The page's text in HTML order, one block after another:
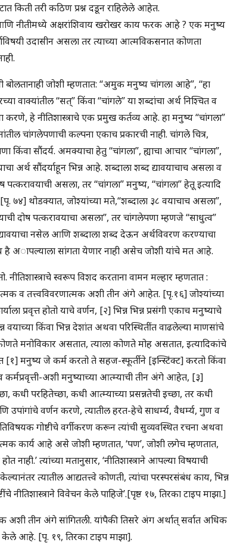
किती तरी कठिण प्रश्न दडून राहिलेले आहेत.
नीतीमध्ये अक्षरांशिवाय खरोखर काय फरक आहे ? एक मनुष्य
उदासीन असला तर त्याच्या आत्मविकसनात कोणता
बोलतानाही जोशी म्हणतात: “अमुक मनुष्य चांगला आहे”, “हा
वाक्यांतील “सत्” किंवा “चांगले” या शब्दांचा अर्थ निश्चित व
हे नीतिशास्त्राचे एक प्रमुख कर्तव्य आहे. हा मनुष्य “चांगला”
चांगलेपणाची कल्पना एकाच प्रकारची नाही. चांगले चित्र,
सौंदर्य. अमक्याचा हेतु “चांगला”, ह्याचा आचार “चांगला”,
अर्थ सौंदर्याहून भिन्न आहे. शब्दाला शब्द द्यावयाचाच असला व
असला, तर “चांगला” मनुष्य, “चांगला” हेतू इत्यादि
थोडक्यात, जोश्यांच्या मते,“शब्दाला ३८ वयाचाच असला”,
दोष पत्करावयाचा असला”, तर चांगलेपणा म्हणजे “साधुत्व”
नसेल आणि शब्दाला शब्द देऊन अर्थविवरण करण्याचा
अापल्याला सांगता येणार नाही असेच जोशी यांचे मत आहे.
स्वरूप विशद करताना वामन मल्हार म्हणतात :
व तत्त्वविवरणात्मक अशी तीन अंगे आहेत. [पृ.१६] जोश्यांच्या
प्रवृत्त होतो याचे वर्णन, [२] भिन्न भिन्न प्रसंगी एकाच मनुष्याचे
वयाच्या किंवा भिन्न देशांत अथवा परिस्थितींत वाढलेल्या माणसांचे
मनोविकार असतात, त्याला कोणते मोह असतात, इत्यादिकांचे
[१] मनुष्य जे कर्म करतो ते सहज-स्फूर्तीने [इन्स्टिंक्ट] करतो किंवा
कर्मप्रवृत्ती-अशी मनुष्याच्या आत्म्याची तीन अंगे आहेत, [३]
परहितेच्छा, कधी आत्म्याच्या प्रसन्नतेची इच्छा, तर कधी
उपांगांचे वर्णन करणे, त्यातील हरत-हेचे साधर्म्य, वैधर्म्य, गुण व
गोष्टीचे वर्गीकरण करून त्यांची सुव्यवस्थित रचना अथवा
कार्य आहे असे जोशी म्हणतात, ‘पण’, जोशी लगेच म्हणतात,
त्यांच्या मतानुसार, ‘नीतिशास्त्राने आपल्या विषयाची
त्यातील आद्यतत्त्वे कोणती, त्यांचा परस्परसंबंध काय, भिन्न
नीतिशास्त्राने विवेचन केले पाहिजे’.[पृष्ठ १७, तिरका टाइप माझा.]
अशी तीन अंगे सांगितली. यांपैकी तिसरे अंग अर्थात् सर्वात अधिक
आहे. [पृ. १९, तिरका टाइप माझा].